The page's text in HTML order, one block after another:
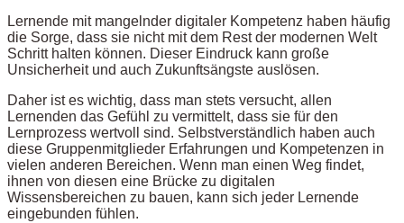
Lernende mit mangelnder digitaler Kompetenz haben häufig
die Sorge, dass sie nicht mit dem Rest der modernen Welt
Schritt halten können. Dieser Eindruck kann große
Unsicherheit und auch Zukunftsängste auslösen.
Daher ist es wichtig, dass man stets versucht, allen
Lernenden das Gefühl zu vermittelt, dass sie für den
Lernprozess wertvoll sind. Selbstverständlich haben auch
diese Gruppenmitglieder Erfahrungen und Kompetenzen in
vielen anderen Bereichen. Wenn man einen Weg findet,
ihnen von diesen eine Brücke zu digitalen
Wissensbereichen zu bauen, kann sich jeder Lernende
eingebunden fühlen.